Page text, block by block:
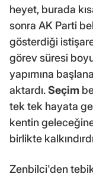
heyet, burada
sonra AK Parti
gösterdiği
görev süresi
yapımına
aktardı.Seçim
tek tek hayata
kentin
birlikte
Zenbilci'den